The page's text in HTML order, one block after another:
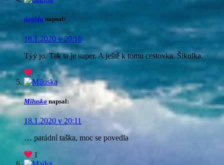
dagida napsal:
18.1.2020 v 20:16
Týý jo. Tak ta je super. A ještě k tomu cestovka. Šikulka.
Miluska napsal:
18.1.2020 v 20:11
… parádní taška, moc se povedla
1